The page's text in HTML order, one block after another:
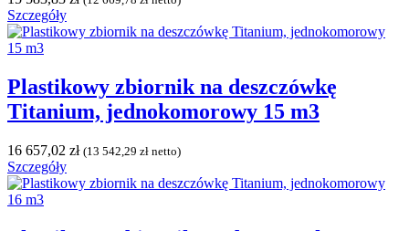
Szczegóły
Plastikowy zbiornik na deszczówkę
Titanium, jednokomorowy 15 m3
16 657,02 zł (13 542,29 zł netto)
Szczegóły